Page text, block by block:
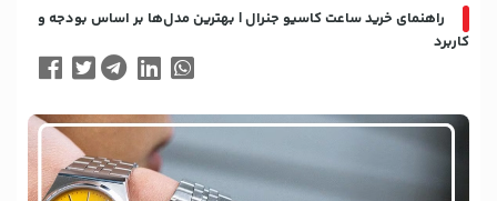
راهنمای خرید ساعت کاسیو جنرال | بهترین مدل‌ها بر اساس بودجه و
کاربرد